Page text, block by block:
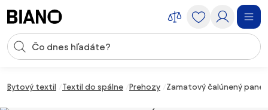
Vstup pre vyhľadávanie
Bytový textil Textil do spálne Prehozy Zamatový čalúnený